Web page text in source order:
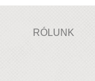
RÓLUNK